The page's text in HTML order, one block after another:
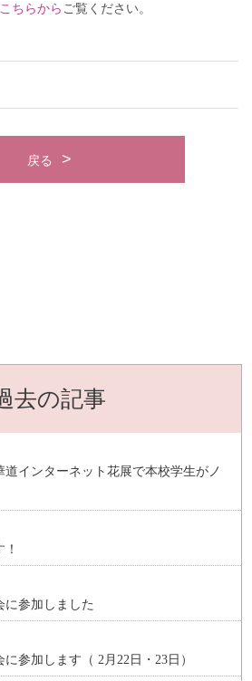
こちらから ご覧ください。
戻る
去の記事
道インターネット花展で本校学生がノ
に参加しました
に参加します（ 2月22日・23日）